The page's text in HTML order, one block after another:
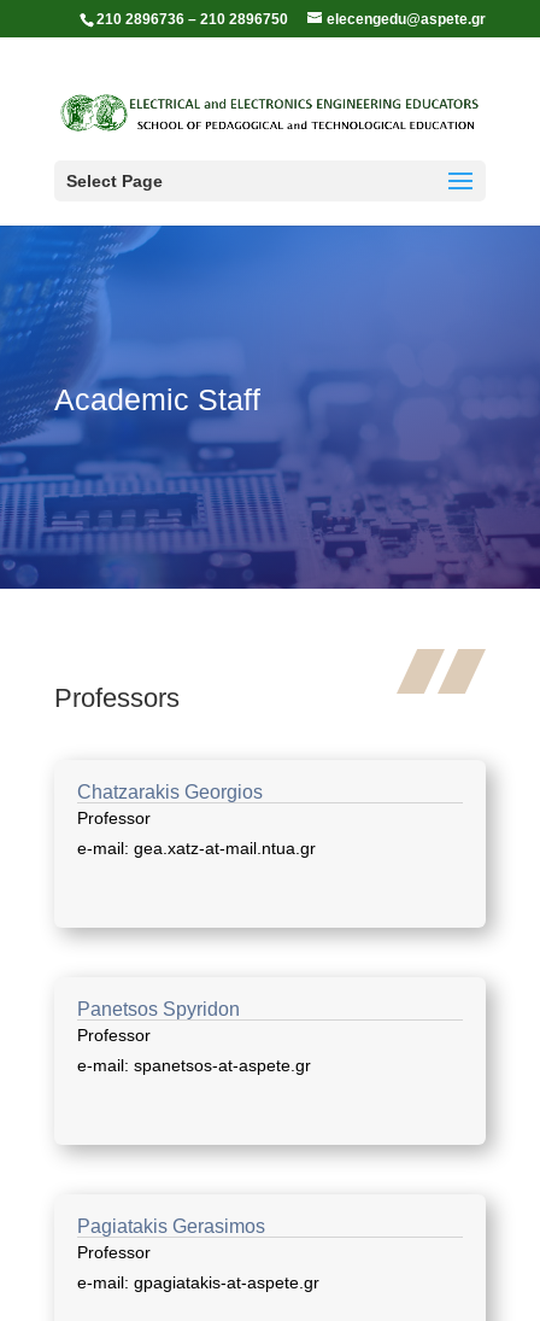
210 2896736 – 210 2896750 elecengedu@aspete.gr
Select Page
Academic Staff
Professors
Chatzarakis Georgios
Professor
e-mail: gea.xatz-at-mail.ntua.gr
Panetsos Spyridon
Professor
e-mail: spanetsos-at-aspete.gr
Pagiatakis Gerasimos
Professor
e-mail: gpagiatakis-at-aspete.gr